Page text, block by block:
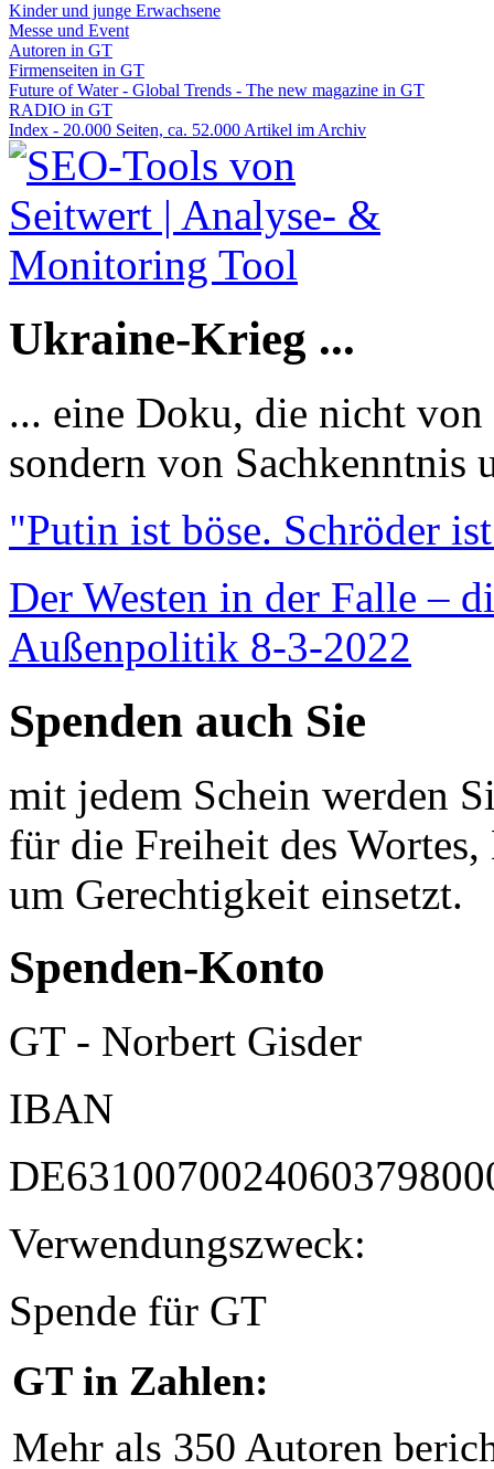
Kinder und junge Erwachsene
Messe und Event
Autoren in GT
Firmenseiten in GT
Future of Water - Global Trends - The new magazine in GT
RADIO in GT
Index - 20.000 Seiten, ca. 52.000 Artikel im Archiv
Ukraine-Krieg ...
... eine Doku, die nicht
sondern von Sachkenntnis
"Putin ist böse. Schröder
Der Westen in der Falle –
Außenpolitik 8-3-2022
Spenden auch Sie
mit jedem Schein werden
für die Freiheit des
um Gerechtigkeit einsetzt.
Spenden-Konto
GT - Norbert Gisder
IBAN
Verwendungszweck:
Spende für GT
GT in Zahlen:
Mehr als 350 Autoren